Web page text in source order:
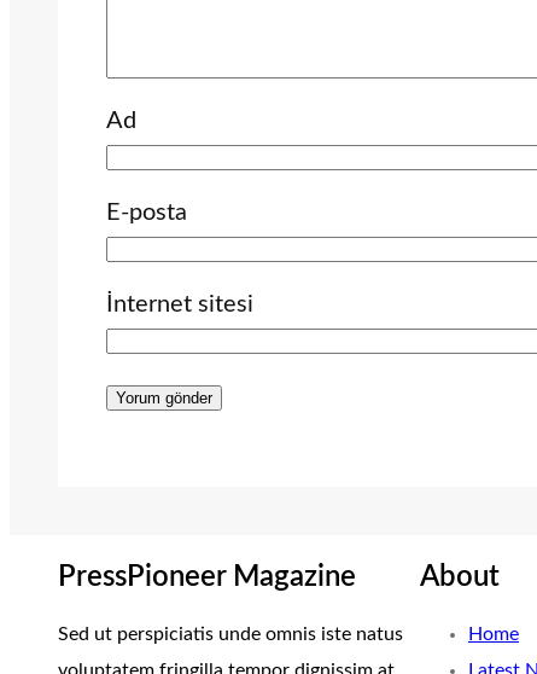
Ad
E-posta
İnternet sitesi
PressPioneer Magazine
Sed ut perspiciatis unde omnis iste natus
About
Home